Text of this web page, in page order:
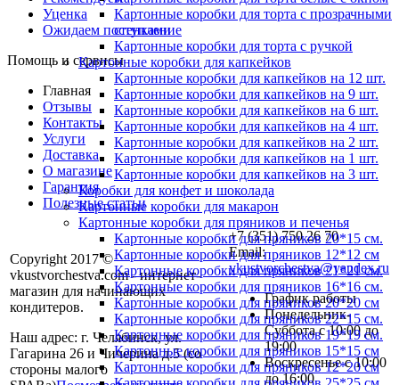
Картонные коробки для торта с прозрачными
стенками
Картонные коробки для торта с ручкой
Картонные коробки для капкейков
Картонные коробки для капкейков на 12 шт.
Картонные коробки для капкейков на 9 шт.
Картонные коробки для капкейков на 6 шт.
Картонные коробки для капкейков на 4 шт.
Картонные коробки для капкейков на 2 шт.
Картонные коробки для капкейков на 1 шт.
Картонные коробки для капкейков на 3 шт.
Коробки для конфет и шоколада
Картонные коробки для макарон
Картонные коробки для пряников и печенья
Картонные коробки для пряников 20*15 см.
Картонные коробки для пряников 12*12 см
Картонные коробки для пряников 21*21 см.
Картонные коробки для пряников 16*16 см.
Картонные коробки для пряников 20*20 см
Картонные коробки для пряников 22*15 см.
Картонные коробки для пряников 19*19 см.
Картонные коробки для пряников 15*15 см
Картонные коробки для пряников 12*20 см
Уценка
Ожидаем поступление
Помощь и сервисы
Главная
Отзывы
Контакты
Услуги
Доставка
О магазине
Гарантия
Полезные статьи
Copyright 2017 ©
vkustvorchestva.com - интернет-
магазин для начинающих
кондитеров.
Наш адрес: г. Челябинск, ул.
Гагарина 26 и Чичерина д.5 (со
стороны малого
+7 (351) 750 26 70
Email:
vkustvorchestva@yandex.ru
График работы
Понедельник-
Суббота с 10:00 до
19:00
Воскресенье с 10:00
до 16:00